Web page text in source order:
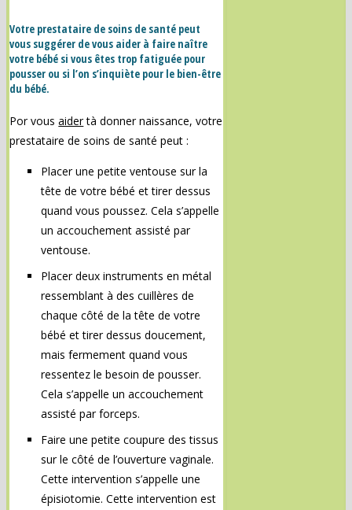
Votre prestataire de soins de santé peut
vous suggérer de vous aider à faire naître
votre bébé si vous êtes trop fatiguée pour
pousser ou si l’on s’inquiète pour le bien-être
du bébé.
Por vousaidertà donner naissance, votre
prestataire de soins de santé peut :
Placer une petite ventouse sur la
tête de votre bébé et tirer dessus
quand vous poussez. Cela s’appelle
un accouchement assisté par
ventouse.
Placer deux instruments en métal
ressemblant à des cuillères de
chaque côté de la tête de votre
bébé et tirer dessus doucement,
mais fermement quand vous
ressentez le besoin de pousser.
Cela s’appelle un accouchement
assisté par forceps.
Faire une petite coupure des tissus
sur le côté de l’ouverture vaginale.
Cette intervention s’appelle une
épisiotomie. Cette intervention est